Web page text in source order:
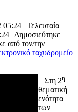
05:24 | Τελευταία
| Δημοσιεύτηκε
από τον/την
Στη 2η
θεματική
ενότητα
των